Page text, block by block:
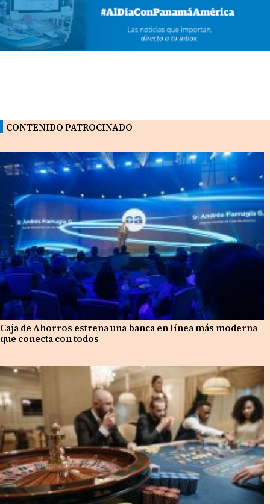
CONTENIDO PATROCINADO
Caja de Ahorros estrena una banca en línea más moderna
que conecta con todos